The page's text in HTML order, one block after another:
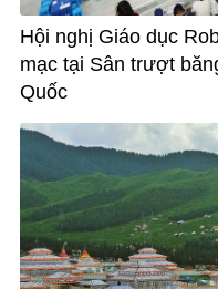
Hội nghị Giáo dục
mạc tại Sân trượt
Quốc